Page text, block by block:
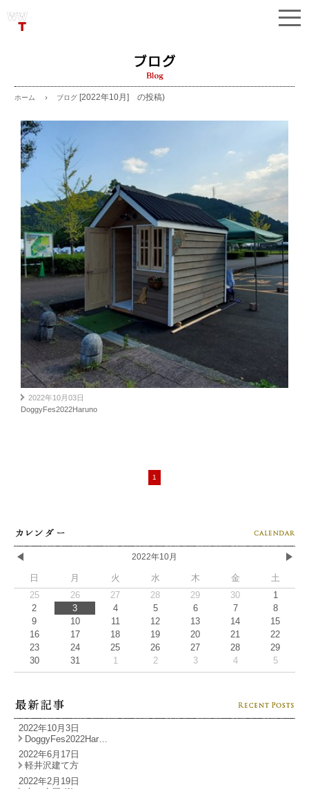
ホーム ブログ [2022年10月] の投稿)
2022年10月03日
DoggyFes2022Haruno
1
2022年10月
日 月 火 水 木 金
土
25
26 27 28 29 30
1
2
3 4 5 6 7
8
9
10 11 12 13 14
15
16
17 18 19 20 21
22
23
24 25 26 27 28
29
30
31 1 2 3 4 5
2022年10月3日
DoggyFes2022Har…
2022年6月17日
軽井沢建て方
2022年2月19日